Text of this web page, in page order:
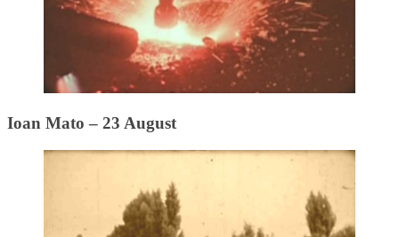
Ioan Mato – 23 August